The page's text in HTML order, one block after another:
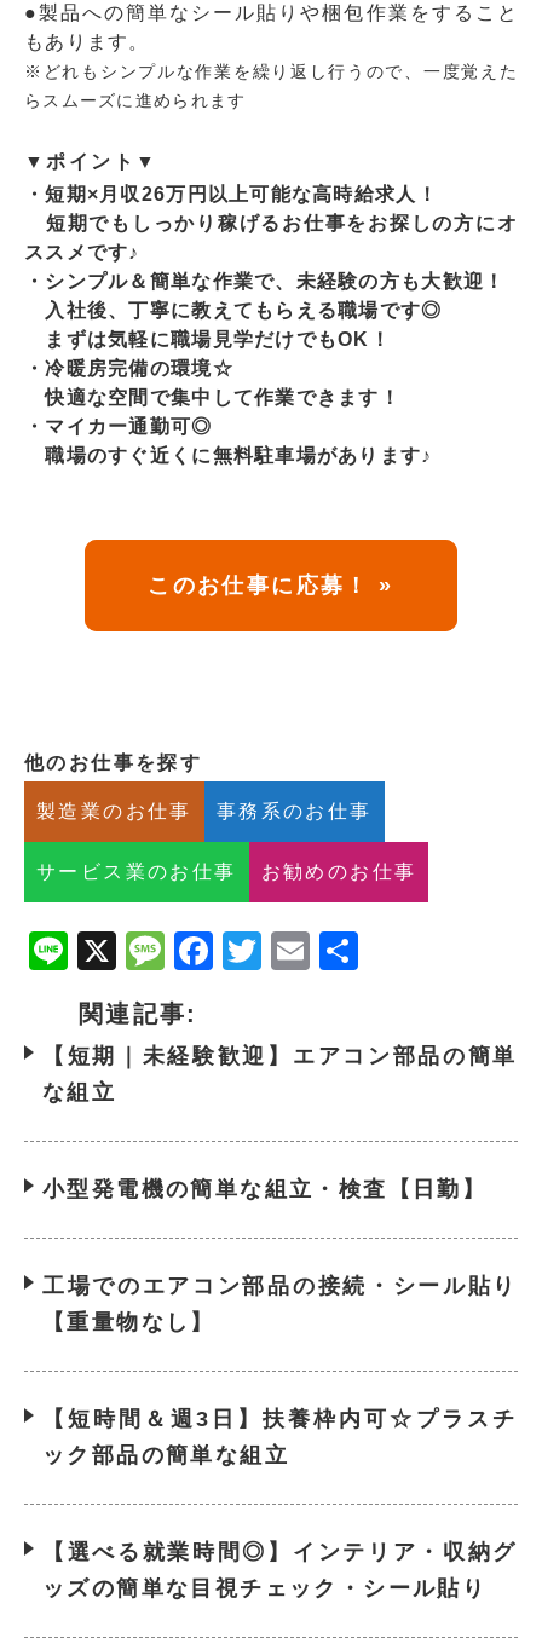
●製品への簡単なシール貼りや梱包作業をすること
もあります。
※どれもシンプルな作業を繰り返し行うので、一度覚えた
らスムーズに進められます
▼ポイント▼
・短期×月収26万円以上可能な高時給求人！
短期でもしっかり稼げるお仕事をお探しの方にオ
ススメです♪
・シンプル＆簡単な作業で、未経験の方も大歓迎！
入社後、丁寧に教えてもらえる職場です◎
まずは気軽に職場見学だけでもOK！
・冷暖房完備の環境☆
快適な空間で集中して作業できます！
・マイカー通勤可◎
職場のすぐ近くに無料駐車場があります♪
このお仕事に応募！ »
他のお仕事を探す
製造業のお仕事 事務系のお仕事
サービス業のお仕事 お勧めのお仕事
Line
X Message
Facebook
Twitter
Email
関連記事:
【短期｜未経験歓迎】エアコン部品の簡単
な組立
小型発電機の簡単な組立・検査【日勤】
工場でのエアコン部品の接続・シール貼り
【重量物なし】
【短時間＆週3日】扶養枠内可☆プラスチ
ック部品の簡単な組立
【選べる就業時間◎】インテリア・収納グ
ッズの簡単な目視チェック・シール貼り